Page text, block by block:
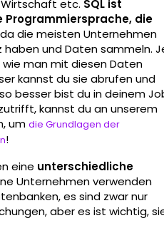
etc. SQL ist
Programmiersprache, die
die meisten Unternehmen
haben und Daten sammeln.
man mit diesen Daten
kannst du sie abrufen und
besser bist du in deinem
kannst du an unserem
um die Grundlagen der
!
eine unterschiedliche
Unternehmen verwenden
es sind zwar nur
aber es ist wichtig,